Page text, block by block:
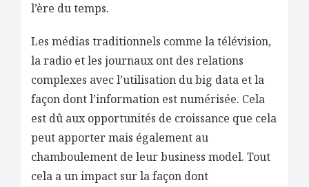
l’ère du temps.
Les médias traditionnels comme la télévision,
la radio et les journaux ont des relations
complexes avec l’utilisation du big data et la
façon dont l’information est numérisée. Cela
est dû aux opportunités de croissance que cela
peut apporter mais également au
chamboulement de leur business model. Tout
cela a un impact sur la façon dont